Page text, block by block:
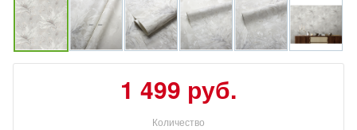
1 499 руб.
Количество